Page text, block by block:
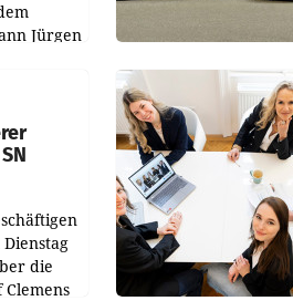
Jürgen
die
Clemens